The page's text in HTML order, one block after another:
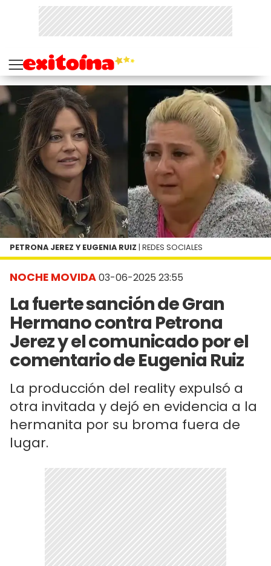
NOCHE MOVIDA03-06-2025 23:55
La fuerte sanción de Gran
Hermano contra Petrona
Jerez y el comunicado por el
comentario de Eugenia Ruiz
La producción del reality expulsó a
otra invitada y dejó en evidencia a la
hermanita por su broma fuera de
lugar.
PETRONA JEREZ Y EUGENIA RUIZ | REDES SOCIALES